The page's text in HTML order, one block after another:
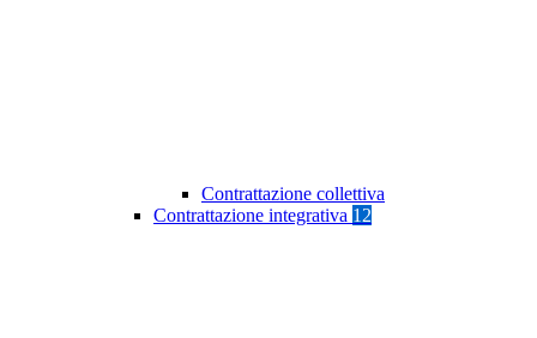
Contrattazione collettiva
Contrattazione integrativa 12